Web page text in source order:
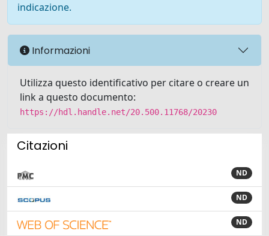
indicazione.
Informazioni
Utilizza questo identificativo per citare o creare un
link a questo documento:
https://hdl.handle.net/20.500.11768/20230
Citazioni
ND
ND
ND